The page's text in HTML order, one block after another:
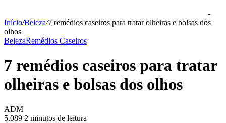
-
Início/Beleza/7 remédios caseiros para tratar olheiras e bolsas dos
olhos
BelezaRemédios Caseiros
7 remédios caseiros para tratar
olheiras e bolsas dos olhos
ADM
5.089 2 minutos de leitura